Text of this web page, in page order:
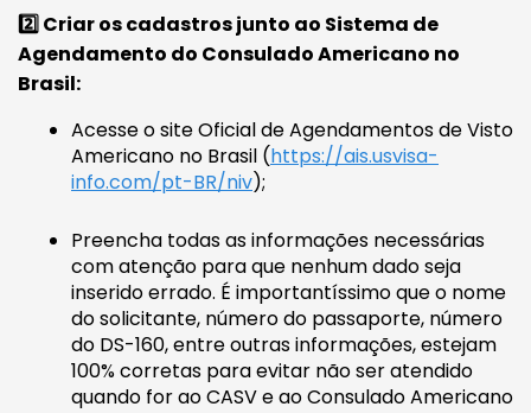
2️⃣ Criar os cadastros junto ao Sistema de
Agendamento do Consulado Americano no
Brasil:
Acesse o site Oficial de Agendamentos de Visto
Americano no Brasil (https://ais.usvisa-
info.com/pt-BR/niv);
Preencha todas as informações necessárias
com atenção para que nenhum dado seja
inserido errado. É importantíssimo que o nome
do solicitante, número do passaporte, número
do DS-160, entre outras informações, estejam
100% corretas para evitar não ser atendido
quando for ao CASV e ao Consulado Americano